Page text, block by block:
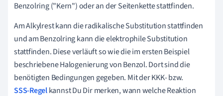
Benzolring ("Kern") oder an der Seitenkette stattfinden.
Am Alkylrest kann die radikalische Substitution stattfinden
und am Benzolring kann die elektrophile Substitution
stattfinden. Diese verläuft so wie die im ersten Beispiel
beschriebene Halogenierung von Benzol. Dort sind die
benötigten Bedingungen gegeben. Mit der KKK- bzw.
SSS-Regelkannst Du Dir merken, wann welche Reaktion